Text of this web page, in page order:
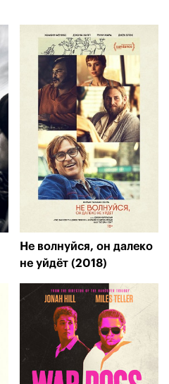
Не волнуйся, он далеко
не уйдёт (2018)